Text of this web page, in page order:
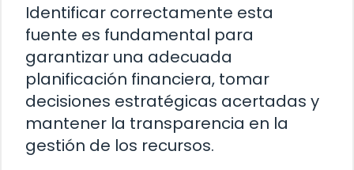
Identificar correctamente esta
fuente es fundamental para
garantizar una adecuada
planificación financiera, tomar
decisiones estratégicas acertadas y
mantener la transparencia en la
gestión de los recursos.